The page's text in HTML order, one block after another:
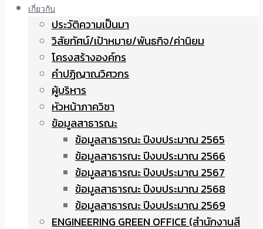
เกี่ยวกับ
ประวัติความเป็นมา
วิสัยทัศน์/เป้าหมาย/พันธกิจ/ค่านิยม
โครงสร้างองค์กร
คำปฏิญาณวิศวกร
ผู้บริหาร
หัวหน้าภาควิชา
ข้อมูลสาธารณะ
ข้อมูลสาธารณะ ปีงบประมาณ 2565
ข้อมูลสาธารณะ ปีงบประมาณ 2566
ข้อมูลสาธารณะ ปีงบประมาณ 2567
ข้อมูลสาธารณะ ปีงบประมาณ 2568
ข้อมูลสาธารณะ ปีงบประมาณ 2569
ENGINEERING GREEN OFFICE (สำนักงานสี